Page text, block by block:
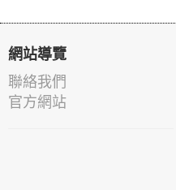
網站導覽
聯絡我們
官方網站